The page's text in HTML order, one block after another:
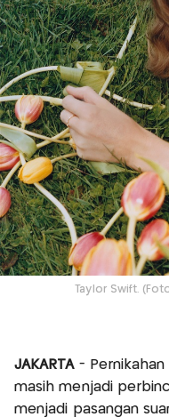
Taylor Swift.
JAKARTA- Pernikahan
masih menjadi
menjadi pasangan